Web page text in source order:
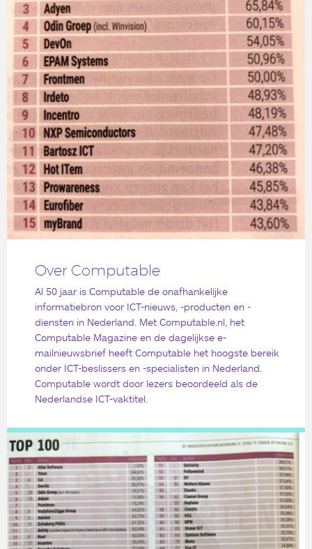
Over Computable
Al 50 jaar is Computable de onafhankelijke
informatiebron voor ICT-nieuws, -producten en -
diensten in Nederland. Met Computable.nl, het
Computable Magazine en de dagelijkse e-
mailnieuwsbrief heeft Computable het hoogste bereik
onder ICT-beslissers en -specialisten in Nederland.
Computable wordt door lezers beoordeeld als de
Nederlandse ICT-vaktitel.